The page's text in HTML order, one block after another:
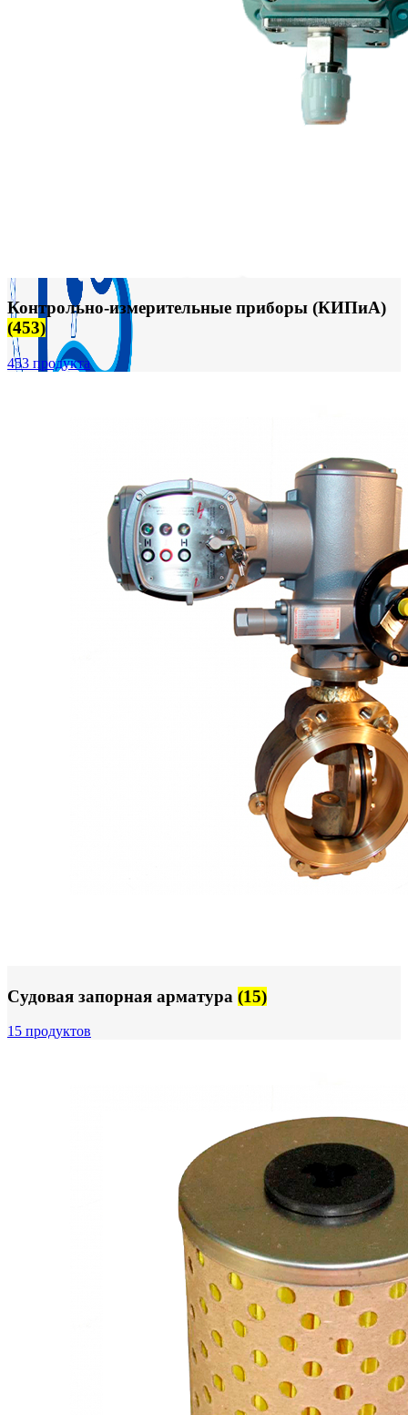
Контрольно-измерительные приборы (КИПиА)
(453)
453 продукта
Судовая запорная арматура (15)
15 продуктов